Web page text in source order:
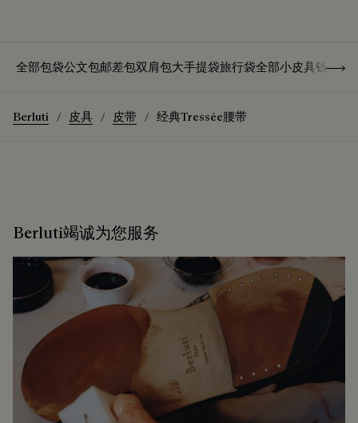
全部包袋公文包邮差包双肩包大手提袋旅行袋全部小皮具钱夹卡
Berluti 皮具 皮带 经典Tressée腰带
Berluti竭诚为您服务